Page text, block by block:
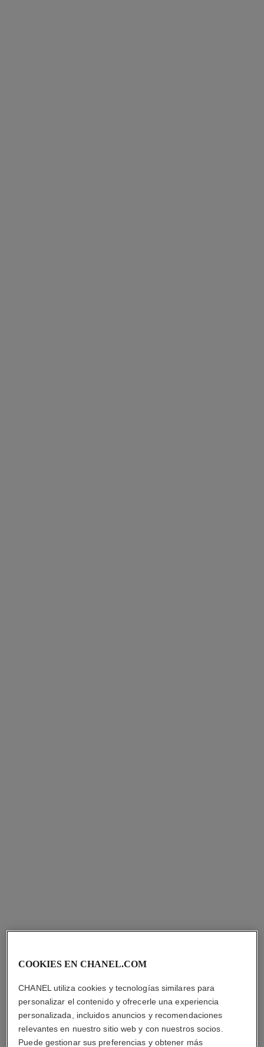
COOKIES EN CHANEL.COM
CHANEL utiliza cookies y tecnologías similares para
personalizar el contenido y ofrecerle una experiencia
personalizada, incluidos anuncios y recomendaciones
relevantes en nuestro sitio web y con nuestros socios.
Puede gestionar sus preferencias y obtener más